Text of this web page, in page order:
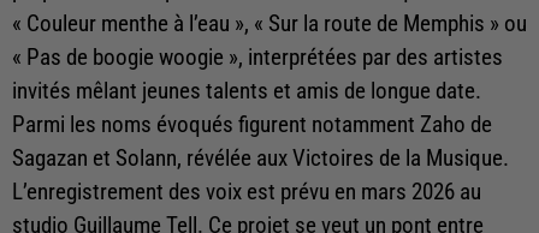
« Couleur menthe à l’eau », « Sur la route de Memphis » ou
« Pas de boogie woogie », interprétées par des artistes
invités mêlant jeunes talents et amis de longue date.
Parmi les noms évoqués figurent notamment Zaho de
Sagazan et Solann, révélée aux Victoires de la Musique.
L’enregistrement des voix est prévu en mars 2026 au
studio Guillaume Tell. Ce projet se veut un pont entre